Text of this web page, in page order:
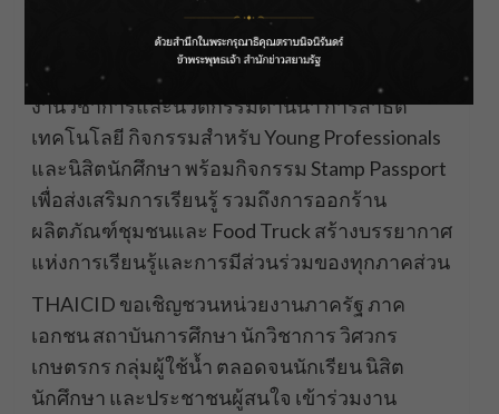
นอกจากนี้ ภายในงานยังจัดแสดงนิทรรศการผล
งานวิชาการและนวัตกรรมด้านน้ำ การสาธิต
เทคโนโลยี กิจกรรมสำหรับ Young Professionals
และนิสิตนักศึกษา พร้อมกิจกรรม Stamp Passport
เพื่อส่งเสริมการเรียนรู้ รวมถึงการออกร้าน
ผลิตภัณฑ์ชุมชนและ Food Truck สร้างบรรยากาศ
แห่งการเรียนรู้และการมีส่วนร่วมของทุกภาคส่วน
THAICID ขอเชิญชวนหน่วยงานภาครัฐ ภาค
เอกชน สถาบันการศึกษา นักวิชาการ วิศวกร
เกษตรกร กลุ่มผู้ใช้น้ำ ตลอดจนนักเรียน นิสิต
นักศึกษา และประชาชนผู้สนใจ เข้าร่วมงาน